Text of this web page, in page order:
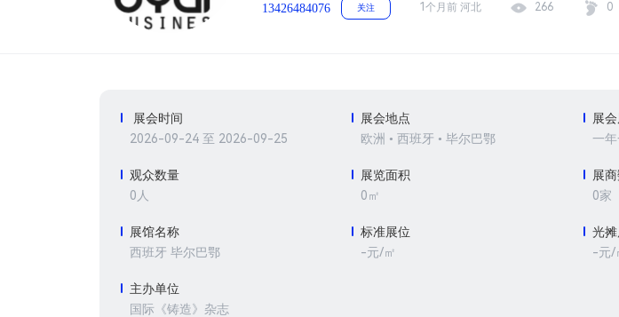
13426484076 关注 1个月前 河北 266 0
展会时间
2026-09-24 至 2026-09-25
展会地点
欧洲 • 西班牙 • 毕尔巴鄂
展
一年
观众数量
0人
展览面积
0㎡
展
0家
展馆名称
西班牙 毕尔巴鄂
标准展位
-元/㎡
光
-元/
主办单位
国际《铸造》杂志